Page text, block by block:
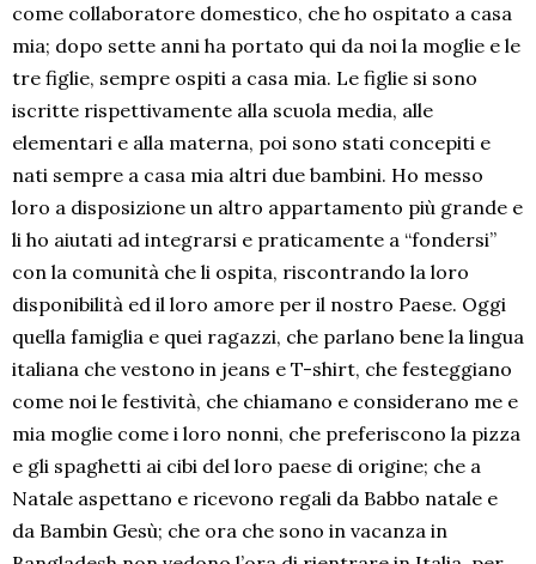
come collaboratore domestico, che ho ospitato a casa
mia; dopo sette anni ha portato qui da noi la moglie e le
tre figlie, sempre ospiti a casa mia. Le figlie si sono
iscritte rispettivamente alla scuola media, alle
elementari e alla materna, poi sono stati concepiti e
nati sempre a casa mia altri due bambini. Ho messo
loro a disposizione un altro appartamento più grande e
li ho aiutati ad integrarsi e praticamente a “fondersi”
con la comunità che li ospita, riscontrando la loro
disponibilità ed il loro amore per il nostro Paese. Oggi
quella famiglia e quei ragazzi, che parlano bene la lingua
italiana che vestono in jeans e T-shirt, che festeggiano
come noi le festività, che chiamano e considerano me e
mia moglie come i loro nonni, che preferiscono la pizza
e gli spaghetti ai cibi del loro paese di origine; che a
Natale aspettano e ricevono regali da Babbo natale e
da Bambin Gesù; che ora che sono in vacanza in